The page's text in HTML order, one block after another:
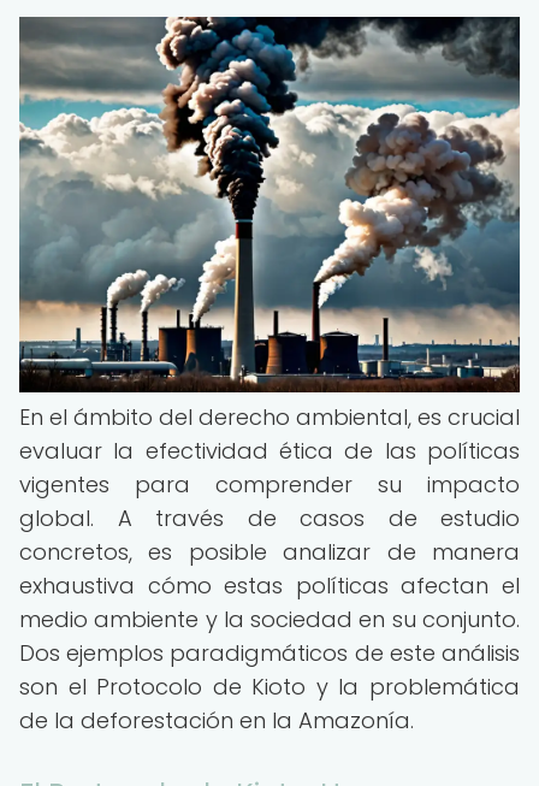
En el ámbito del derecho ambiental, es crucial
evaluar la efectividad ética de las políticas
vigentes para comprender su impacto
global. A través de casos de estudio
concretos, es posible analizar de manera
exhaustiva cómo estas políticas afectan el
medio ambiente y la sociedad en su conjunto.
Dos ejemplos paradigmáticos de este análisis
son el Protocolo de Kioto y la problemática
de la deforestación en la Amazonía.